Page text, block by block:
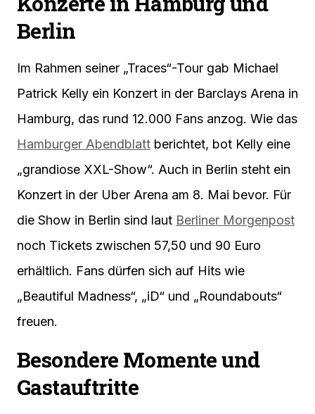
Berlin
Im Rahmen seiner „Traces“-Tour gab Michael
Patrick Kelly ein Konzert in der Barclays Arena in
Hamburg, das rund 12.000 Fans anzog. Wie das
Hamburger Abendblatt berichtet, bot Kelly eine
„grandiose XXL-Show“. Auch in Berlin steht ein
Konzert in der Uber Arena am 8. Mai bevor. Für
die Show in Berlin sind laut Berliner Morgenpost
noch Tickets zwischen 57,50 und 90 Euro
erhältlich. Fans dürfen sich auf Hits wie
„Beautiful Madness“, „iD“ und „Roundabouts“
freuen.
Besondere Momente und
Gastauftritte